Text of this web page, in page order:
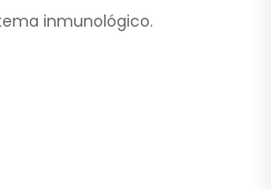
inmunológico.